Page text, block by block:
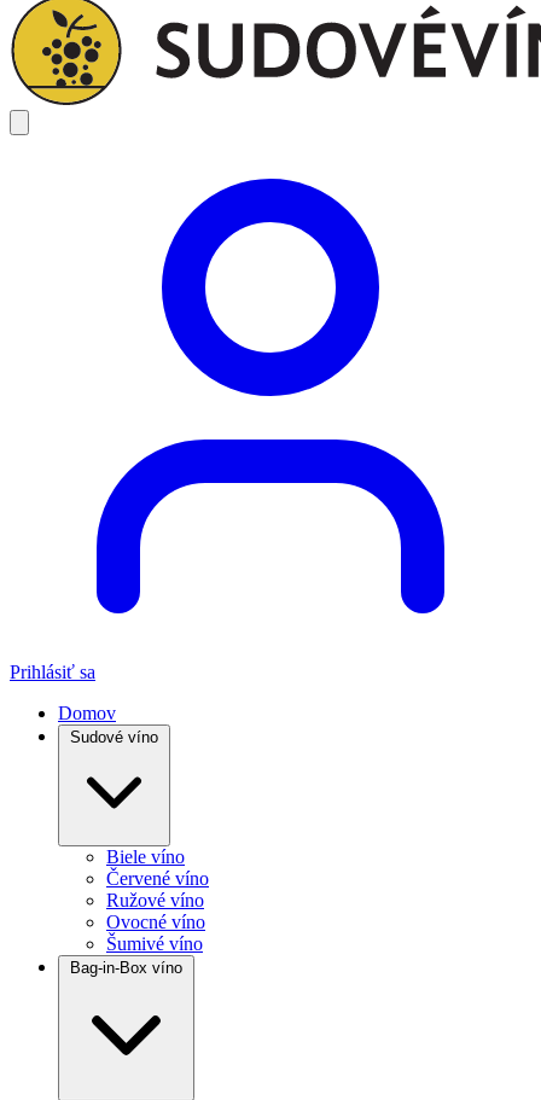
Prihlásiť sa
Domov
Sudové víno
Biele víno
Červené víno
Ružové víno
Ovocné víno
Šumivé víno
Bag-in-Box víno